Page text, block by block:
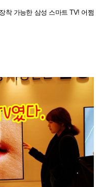
장착 가능한 삼성 스마트 TV! 어쩜